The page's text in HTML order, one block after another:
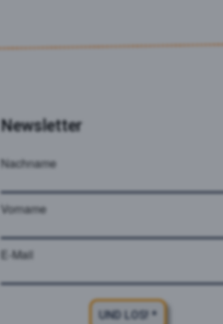
Newsletter
Nachname
Vorname
E-Mail
UND LOS! *